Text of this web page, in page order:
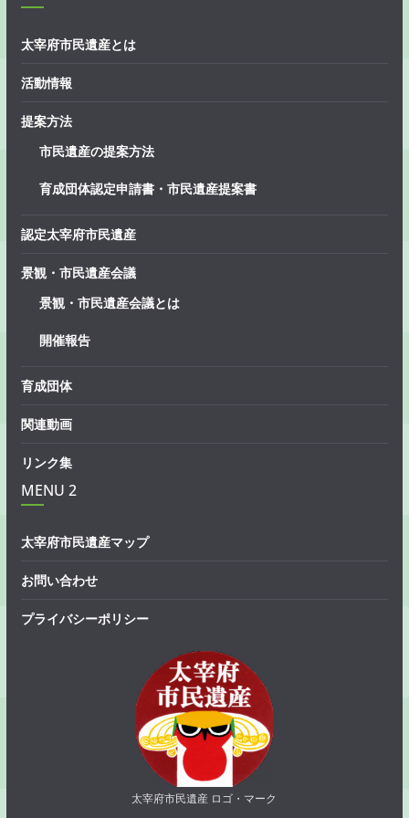
太宰府市民遺産とは
活動情報
提案方法
市民遺産の提案方法
育成団体認定申請書・市民遺産提案書
認定太宰府市民遺産
景観・市民遺産会議
景観・市民遺産会議とは
開催報告
育成団体
関連動画
リンク集
MENU 2
太宰府市民遺産マップ
お問い合わせ
プライバシーポリシー
太宰府市民遺産 ロゴ・マーク